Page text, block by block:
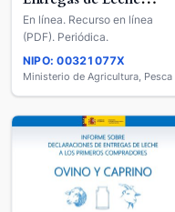
Cruda a los Primeros
Compradores : Ovino y
Caprino de Leche
En línea. Recurso en línea
(PDF). Periódica.
NIPO: 00321077X